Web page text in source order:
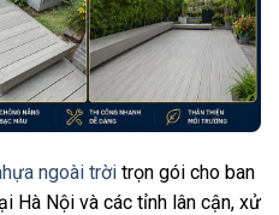
ngoài trời trọn gói cho ban
Hà Nội và các tỉnh lân cận, xử